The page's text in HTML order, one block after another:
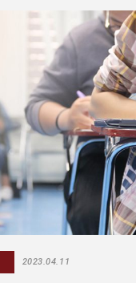
2023.04.11